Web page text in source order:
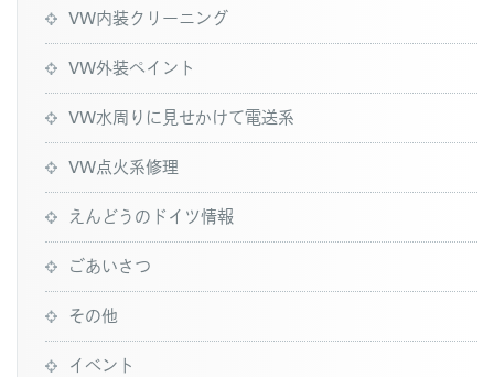
VW内装クリーニング
VW外装ペイント
VW水周りに見せかけて電送系
VW点火系修理
えんどうのドイツ情報
ごあいさつ
その他
イベント